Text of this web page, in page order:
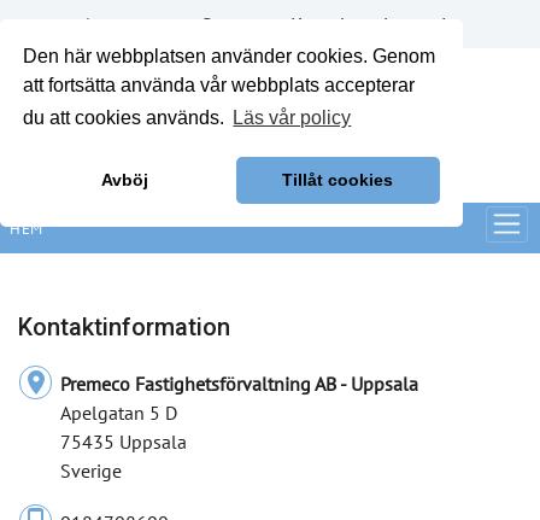
Den här webbplatsen använder cookies. Genom
att fortsätta använda vår webbplats accepterar
du att cookies används.
Läs vår policy
Avböj Tillåt cookies
Annonsera Om oss Kontakt Logga in
HEM
Kontaktinformation
location_on Premeco Fastighetsförvaltning AB - Uppsala
Apelgatan 5 D
75435 Uppsala
Sverige